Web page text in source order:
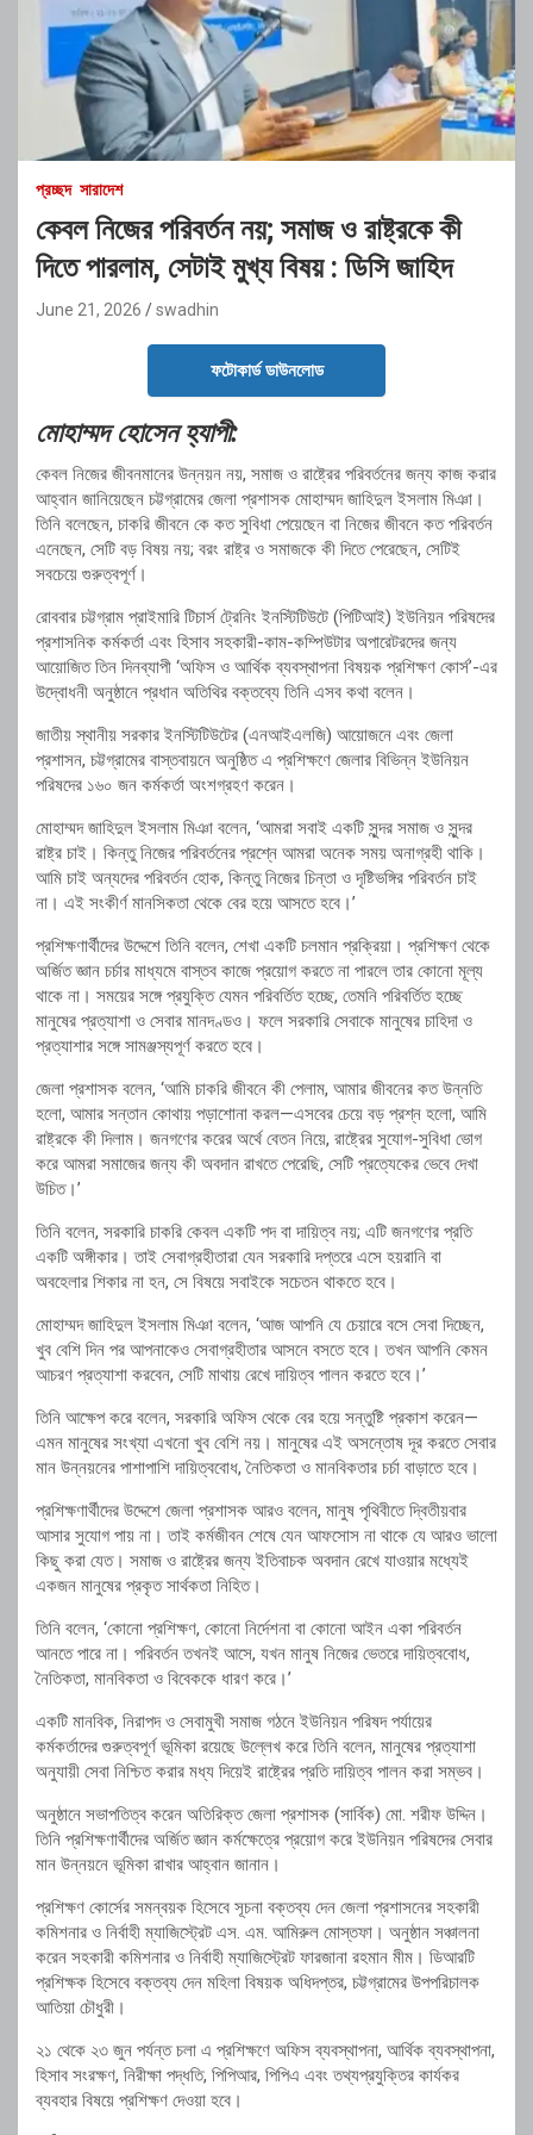
প্রচ্ছদ সারাদেশ
কেবল নিজের পরিবর্তন নয়; সমাজ ও রাষ্ট্রকে কী
দিতে পারলাম, সেটাই মুখ্য বিষয় : ডিসি জাহিদ
June 21, 2026 swadhin
ফটোকার্ড ডাউনলোড
মোহাম্মদ হোসেন হ্যাপী:
কেবল নিজের জীবনমানের উন্নয়ন নয়, সমাজ ও রাষ্ট্রের পরিবর্তনের জন্য কাজ করার
আহ্বান জানিয়েছেন চট্টগ্রামের জেলা প্রশাসক মোহাম্মদ জাহিদুল ইসলাম মিঞা।
তিনি বলেছেন, চাকরি জীবনে কে কত সুবিধা পেয়েছেন বা নিজের জীবনে কত পরিবর্তন
এনেছেন, সেটি বড় বিষয় নয়; বরং রাষ্ট্র ও সমাজকে কী দিতে পেরেছেন, সেটিই
সবচেয়ে গুরুত্বপূর্ণ।
রোববার চট্টগ্রাম প্রাইমারি টিচার্স ট্রেনিং ইনস্টিটিউটে (পিটিআই) ইউনিয়ন পরিষদের
প্রশাসনিক কর্মকর্তা এবং হিসাব সহকারী-কাম-কম্পিউটার অপারেটরদের জন্য
আয়োজিত তিন দিনব্যাপী ‘অফিস ও আর্থিক ব্যবস্থাপনা বিষয়ক প্রশিক্ষণ কোর্স’-এর
উদ্বোধনী অনুষ্ঠানে প্রধান অতিথির বক্তব্যে তিনি এসব কথা বলেন।
জাতীয় স্থানীয় সরকার ইনস্টিটিউটের (এনআইএলজি) আয়োজনে এবং জেলা
প্রশাসন, চট্টগ্রামের বাস্তবায়নে অনুষ্ঠিত এ প্রশিক্ষণে জেলার বিভিন্ন ইউনিয়ন
পরিষদের ১৬০ জন কর্মকর্তা অংশগ্রহণ করেন।
মোহাম্মদ জাহিদুল ইসলাম মিঞা বলেন, ‘আমরা সবাই একটি সুন্দর সমাজ ও সুন্দর
রাষ্ট্র চাই। কিন্তু নিজের পরিবর্তনের প্রশ্নে আমরা অনেক সময় অনাগ্রহী থাকি।
আমি চাই অন্যদের পরিবর্তন হোক, কিন্তু নিজের চিন্তা ও দৃষ্টিভঙ্গির পরিবর্তন চাই
না। এই সংকীর্ণ মানসিকতা থেকে বের হয়ে আসতে হবে।’
প্রশিক্ষণার্থীদের উদ্দেশে তিনি বলেন, শেখা একটি চলমান প্রক্রিয়া। প্রশিক্ষণ থেকে
অর্জিত জ্ঞান চর্চার মাধ্যমে বাস্তব কাজে প্রয়োগ করতে না পারলে তার কোনো মূল্য
থাকে না। সময়ের সঙ্গে প্রযুক্তি যেমন পরিবর্তিত হচ্ছে, তেমনি পরিবর্তিত হচ্ছে
মানুষের প্রত্যাশা ও সেবার মানদণ্ডও। ফলে সরকারি সেবাকে মানুষের চাহিদা ও
প্রত্যাশার সঙ্গে সামঞ্জস্যপূর্ণ করতে হবে।
জেলা প্রশাসক বলেন, ‘আমি চাকরি জীবনে কী পেলাম, আমার জীবনের কত উন্নতি
হলো, আমার সন্তান কোথায় পড়াশোনা করল—এসবের চেয়ে বড় প্রশ্ন হলো, আমি
রাষ্ট্রকে কী দিলাম। জনগণের করের অর্থে বেতন নিয়ে, রাষ্ট্রের সুযোগ-সুবিধা ভোগ
করে আমরা সমাজের জন্য কী অবদান রাখতে পেরেছি, সেটি প্রত্যেকের ভেবে দেখা
উচিত।’
তিনি বলেন, সরকারি চাকরি কেবল একটি পদ বা দায়িত্ব নয়; এটি জনগণের প্রতি
একটি অঙ্গীকার। তাই সেবাগ্রহীতারা যেন সরকারি দপ্তরে এসে হয়রানি বা
অবহেলার শিকার না হন, সে বিষয়ে সবাইকে সচেতন থাকতে হবে।
মোহাম্মদ জাহিদুল ইসলাম মিঞা বলেন, ‘আজ আপনি যে চেয়ারে বসে সেবা দিচ্ছেন,
খুব বেশি দিন পর আপনাকেও সেবাগ্রহীতার আসনে বসতে হবে। তখন আপনি কেমন
আচরণ প্রত্যাশা করবেন, সেটি মাথায় রেখে দায়িত্ব পালন করতে হবে।’
তিনি আক্ষেপ করে বলেন, সরকারি অফিস থেকে বের হয়ে সন্তুষ্টি প্রকাশ করেন—
এমন মানুষের সংখ্যা এখনো খুব বেশি নয়। মানুষের এই অসন্তোষ দূর করতে সেবার
মান উন্নয়নের পাশাপাশি দায়িত্ববোধ, নৈতিকতা ও মানবিকতার চর্চা বাড়াতে হবে।
প্রশিক্ষণার্থীদের উদ্দেশে জেলা প্রশাসক আরও বলেন, মানুষ পৃথিবীতে দ্বিতীয়বার
আসার সুযোগ পায় না। তাই কর্মজীবন শেষে যেন আফসোস না থাকে যে আরও ভালো
কিছু করা যেত। সমাজ ও রাষ্ট্রের জন্য ইতিবাচক অবদান রেখে যাওয়ার মধ্যেই
একজন মানুষের প্রকৃত সার্থকতা নিহিত।
তিনি বলেন, ‘কোনো প্রশিক্ষণ, কোনো নির্দেশনা বা কোনো আইন একা পরিবর্তন
আনতে পারে না। পরিবর্তন তখনই আসে, যখন মানুষ নিজের ভেতরে দায়িত্ববোধ,
নৈতিকতা, মানবিকতা ও বিবেককে ধারণ করে।’
একটি মানবিক, নিরাপদ ও সেবামুখী সমাজ গঠনে ইউনিয়ন পরিষদ পর্যায়ের
কর্মকর্তাদের গুরুত্বপূর্ণ ভূমিকা রয়েছে উল্লেখ করে তিনি বলেন, মানুষের প্রত্যাশা
অনুযায়ী সেবা নিশ্চিত করার মধ্য দিয়েই রাষ্ট্রের প্রতি দায়িত্ব পালন করা সম্ভব।
অনুষ্ঠানে সভাপতিত্ব করেন অতিরিক্ত জেলা প্রশাসক (সার্বিক) মো. শরীফ উদ্দিন।
তিনি প্রশিক্ষণার্থীদের অর্জিত জ্ঞান কর্মক্ষেত্রে প্রয়োগ করে ইউনিয়ন পরিষদের সেবার
মান উন্নয়নে ভূমিকা রাখার আহ্বান জানান।
প্রশিক্ষণ কোর্সের সমন্বয়ক হিসেবে সূচনা বক্তব্য দেন জেলা প্রশাসনের সহকারী
কমিশনার ও নির্বাহী ম্যাজিস্ট্রেট এস. এম. আমিরুল মোস্তফা। অনুষ্ঠান সঞ্চালনা
করেন সহকারী কমিশনার ও নির্বাহী ম্যাজিস্ট্রেট ফারজানা রহমান মীম। ডিআরটি
প্রশিক্ষক হিসেবে বক্তব্য দেন মহিলা বিষয়ক অধিদপ্তর, চট্টগ্রামের উপপরিচালক
আতিয়া চৌধুরী।
২১ থেকে ২৩ জুন পর্যন্ত চলা এ প্রশিক্ষণে অফিস ব্যবস্থাপনা, আর্থিক ব্যবস্থাপনা,
হিসাব সংরক্ষণ, নিরীক্ষা পদ্ধতি, পিপিআর, পিপিএ এবং তথ্যপ্রযুক্তির কার্যকর
ব্যবহার বিষয়ে প্রশিক্ষণ দেওয়া হবে।